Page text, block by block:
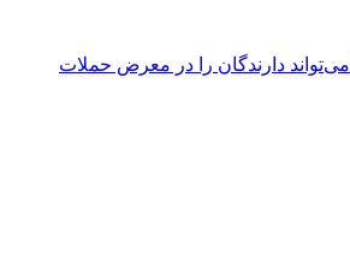
فورک Bitcoin BIP-110 می‌تواند دارندگان را در معرض حملات